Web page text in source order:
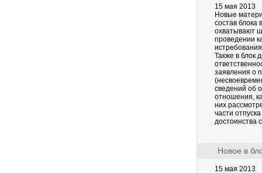
15 мая 2013
Новые
состав
охватывают
проведении
Также в блок
заявления о
сведений об
отношения,
них
части
достоинства
Новое в
15 мая 2013